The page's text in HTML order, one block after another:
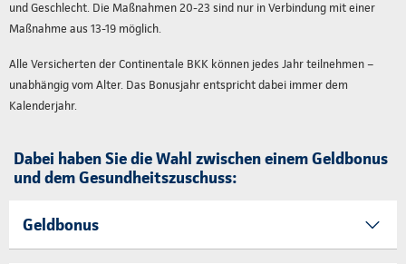
und Geschlecht. Die Maßnahmen 20-23 sind nur in Verbindung mit einer
Maßnahme aus 13-19 möglich.
Alle Versicherten der Continentale BKK können jedes Jahr teilnehmen –
unabhängig vom Alter. Das Bonusjahr entspricht dabei immer dem
Kalenderjahr.
Dabei haben Sie die Wahl zwischen einem Geldbonus
und dem Gesundheitszuschuss:
Geldbonus